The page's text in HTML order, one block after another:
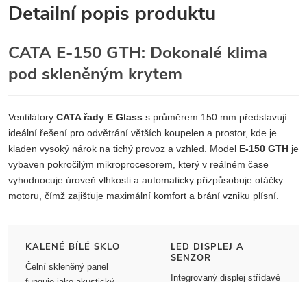
Detailní popis produktu
CATA E-150 GTH: Dokonalé klima
pod skleněným krytem
Ventilátory CATA řady E Glass s průměrem 150 mm představují
ideální řešení pro odvětrání větších koupelen a prostor, kde je
kladen vysoký nárok na tichý provoz a vzhled. Model E-150 GTH je
vybaven pokročilým mikroprocesorem, který v reálném čase
vyhodnocuje úroveň vlhkosti a automaticky přizpůsobuje otáčky
motoru, čímž zajišťuje maximální komfort a brání vzniku plísní.
KALENÉ BÍLÉ SKLO
Čelní skleněný panel
LED DISPLEJ A
SENZOR
Integrovaný displej střídavě